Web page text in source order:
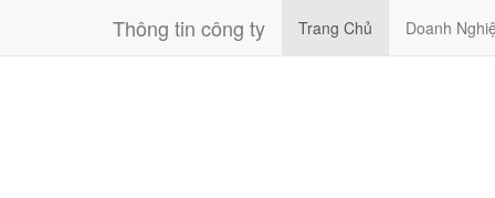
Thông tin công ty Trang Chủ Doanh